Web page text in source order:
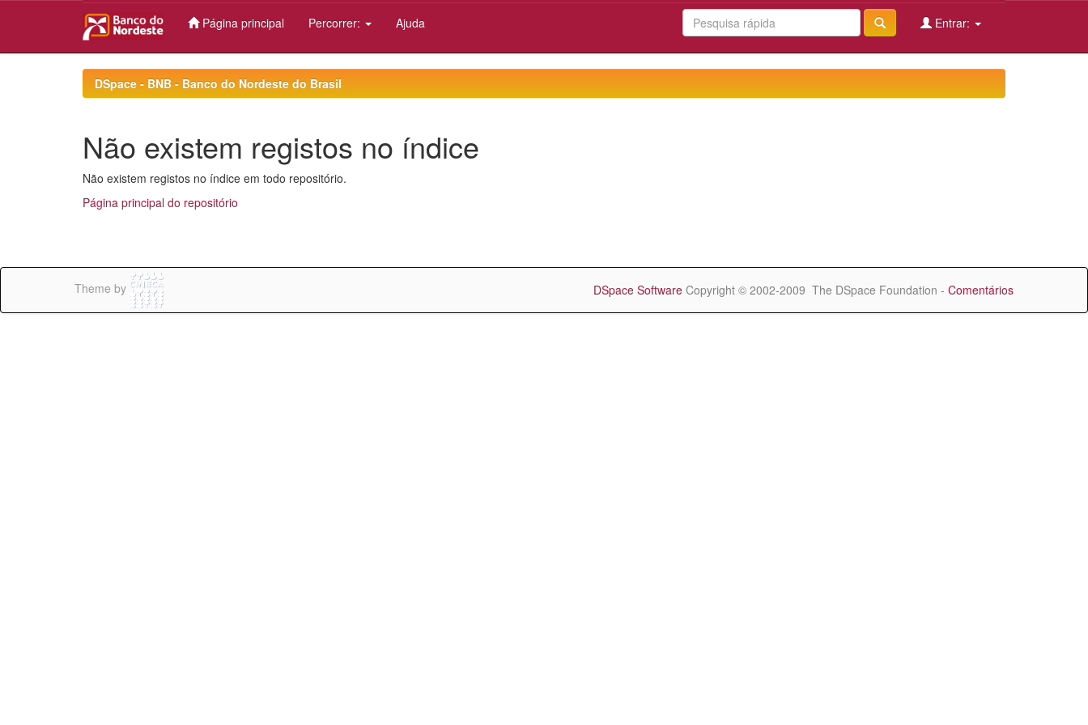
Página principal Percorrer: Ajuda Entrar:
DSpace - BNB - Banco do Nordeste do Brasil
Não existem registos no índice
Não existem registos no índice em todo repositório.
Página principal do repositório
Theme by DSpace Software Copyright © 2002-2009 The DSpace Foundation - Comentários